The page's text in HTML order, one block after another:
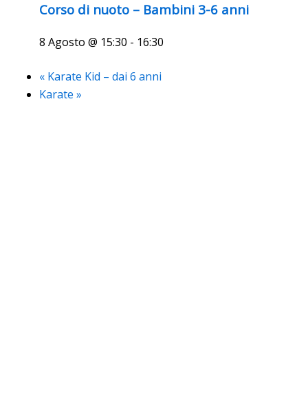
Corso di nuoto – Bambini 3-6 anni
8 Agosto @ 15:30 - 16:30
«Karate Kid – dai 6 anni
Karate »